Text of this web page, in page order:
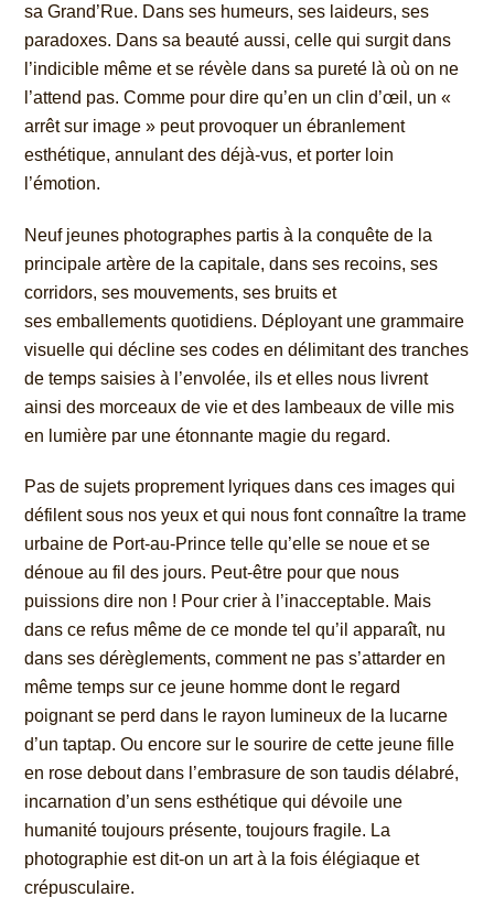
sa Grand’Rue. Dans ses humeurs, ses laideurs, ses
paradoxes. Dans sa beauté aussi, celle qui surgitdans
l’indicible même et se révèle dans sa pureté là où on ne
l’attend pas. Comme pour dire qu’en un clin d’œil, un «
arrêt sur image » peut provoquer un ébranlement
esthétique, annulant des déjà-vus, et porter loin
l’émotion.
Neuf jeunes photographes partis à la conquête de la
principale artère de la capitale, dans ses recoins, ses
corridors, ses mouvements, ses bruits et
sesemballements quotidiens. Déployant une grammaire
visuelle qui décline ses codes en délimitant des tranches
de temps saisies à l’envolée, ils et elles nous livrent
ainsi des morceaux de vie et des lambeaux de ville mis
en lumière par une étonnante magie du regard.
Pas de sujets proprement lyriques dans ces images qui
défilent sous nos yeux et qui nous font connaître la trame
urbaine de Port-au-Prince telle qu’ellese noue et se
dénoue au fil des jours. Peut-être pour que nous
puissions dire non ! Pour crier à l’inacceptable. Mais
dans ce refus même de ce mondetel qu’il apparaît, nu
dans ses dérèglements, comment ne pas s’attarder en
même temps sur ce jeune homme dont le regard
poignant se perd dans le rayon lumineux de la lucarne
d’un taptap. Ou encore sur le sourire de cette jeune fille
en rose debout dans l’embrasure de son taudis délabré,
incarnationd’un sens esthétique qui dévoile une
humanité toujours présente, toujours fragile. La
photographie est dit-on un art à la fois élégiaque et
crépusculaire.